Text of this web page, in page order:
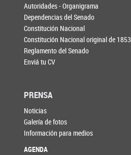
Autoridades - Organigrama
Dependencias del Senado
Constitución Nacional
Constitución Nacional original de 1853
Reglamento del Senado
Enviá tu CV
PRENSA
Noticias
Galería de fotos
Información para medios
AGENDA